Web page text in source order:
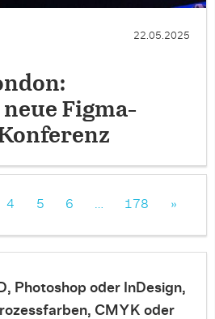
22.05.2025
Figma-
4 5 6 178 »
Photoshop oder InDesign,
CMYK oder